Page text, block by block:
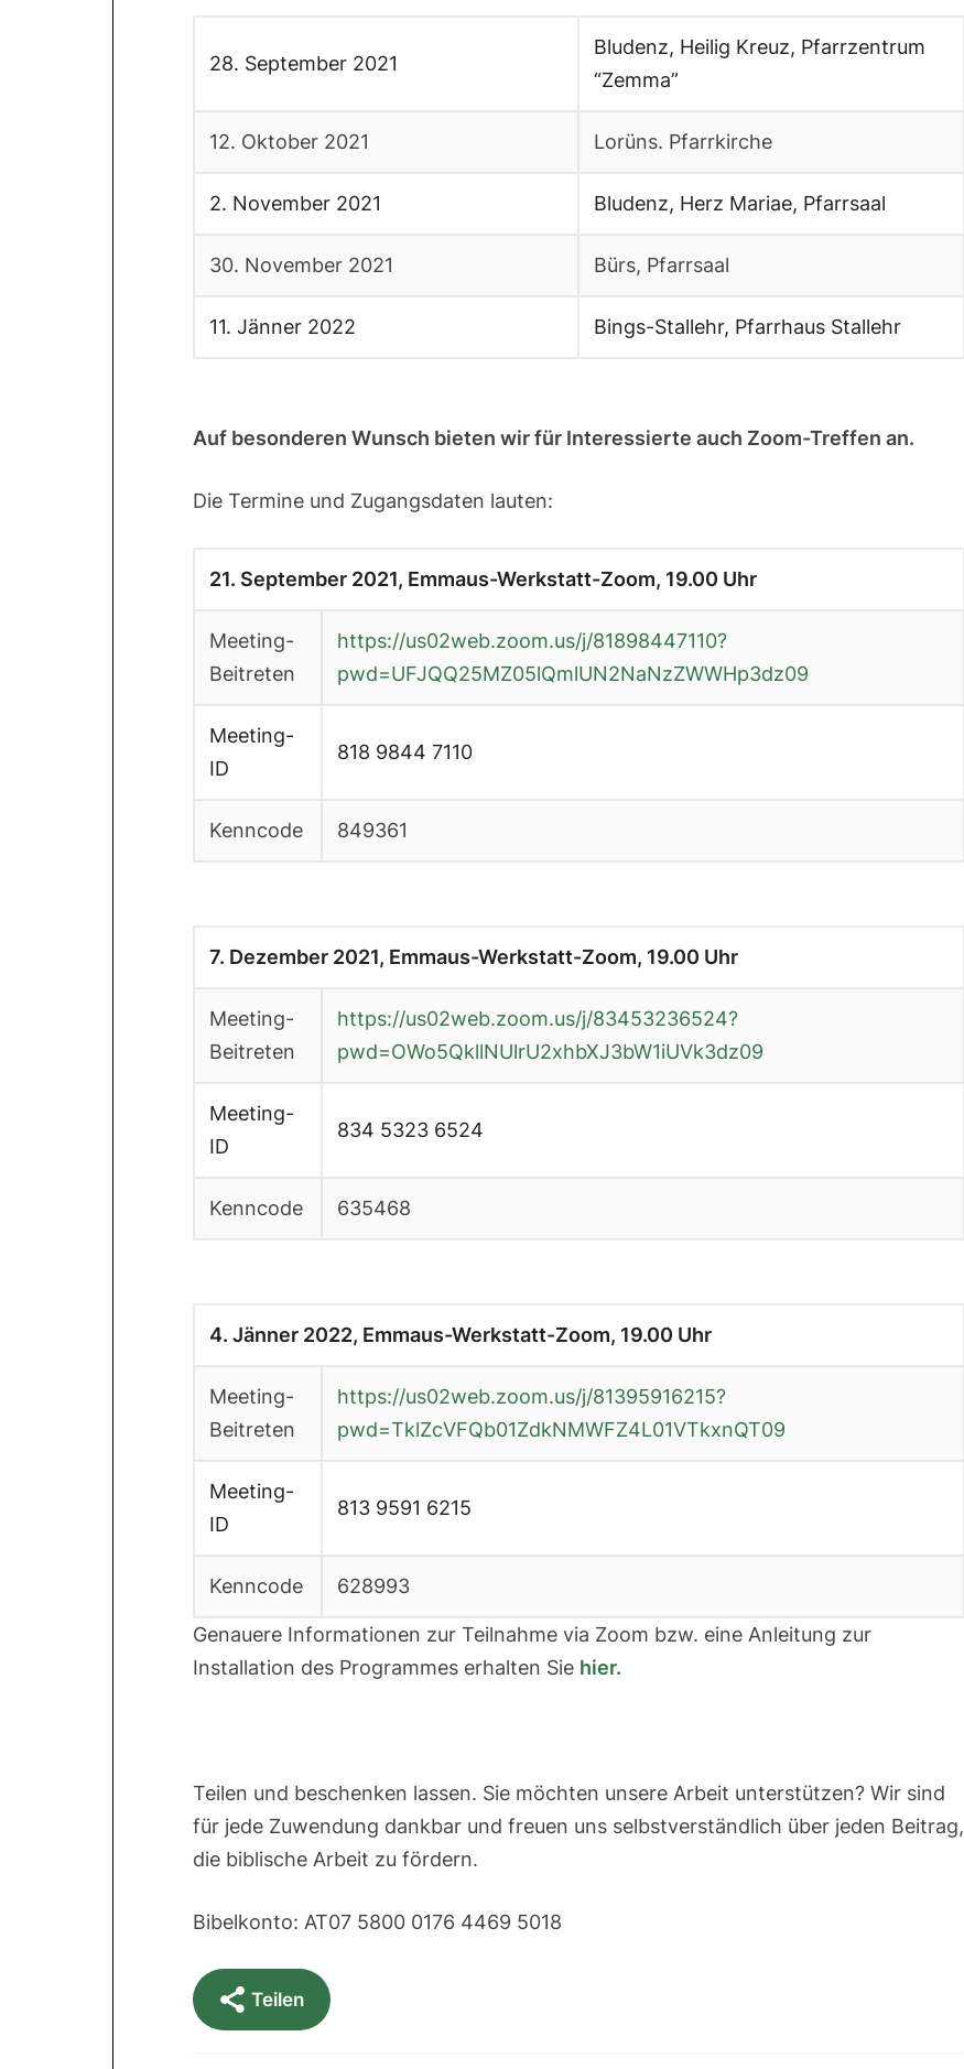
28. September 2021
Bludenz, Heilig Kreuz, Pfarrzentrum
“Zemma”
12. Oktober 2021 Lorüns. Pfarrkirche
2. November 2021 Bludenz, Herz Mariae, Pfarrsaal
30. November 2021 Bürs, Pfarrsaal
11. Jänner 2022 Bings-Stallehr, Pfarrhaus Stallehr
Auf besonderen Wunsch bieten wir für Interessierte auch Zoom-Treffen an.
Die Termine und Zugangsdaten lauten:
21. September 2021, Emmaus-Werkstatt-Zoom, 19.00 Uhr
Meeting-
Beitreten
https://us02web.zoom.us/j/81898447110?
pwd=UFJQQ25MZ05lQmlUN2NaNzZWWHp3dz09
Meeting-
ID
818 9844 7110
Kenncode 849361
7. Dezember 2021, Emmaus-Werkstatt-Zoom, 19.00 Uhr
Meeting-
Beitreten
https://us02web.zoom.us/j/83453236524?
pwd=OWo5QkllNUlrU2xhbXJ3bW1iUVk3dz09
Meeting-
ID
834 5323 6524
Kenncode 635468
4. Jänner 2022, Emmaus-Werkstatt-Zoom, 19.00 Uhr
Meeting-
Beitreten
https://us02web.zoom.us/j/81395916215?
pwd=TklZcVFQb01ZdkNMWFZ4L01VTkxnQT09
Meeting-
ID
813 9591 6215
Kenncode 628993
Genauere Informationen zur Teilnahme via Zoom bzw. eine Anleitung zur
Installation des Programmes erhalten Sie hier.
Teilen und beschenken lassen. Sie möchten unsere Arbeit unterstützen? Wir sind
für jede Zuwendung dankbar und freuen uns selbstverständlich über jeden Beitrag,
die biblische Arbeit zu fördern.
Bibelkonto: AT07 5800 0176 4469 5018
Teilen